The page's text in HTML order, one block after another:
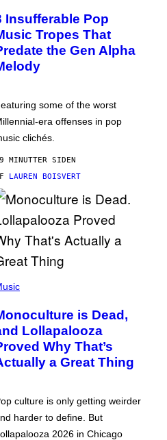
Insufferable Pop
Tropes That
the Gen Alpha
some of the worst
era offenses in pop
clichés.
MINUTTER SIDEN
LAUREN BOISVERT
is Dead,
Lollapalooza
Why That’s
a Great Thing
culture is only getting weirder
harder to define. But
2026 in Chicago